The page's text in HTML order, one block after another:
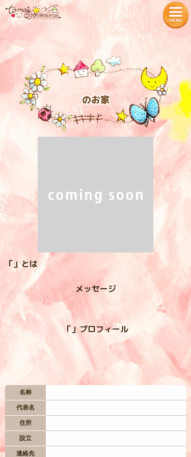
— Tamaʼs Wonderland —
TOPページ プロフィール
魔法の教室 各種商品の販売
特定商取引法に基づく表記
お問い合わせ
— 居住地区 —
四つ葉村
虹の谷
妖精の森
のお家
「」とは
メッセージ
「」プロフィール
名称
代表名
住所
設立
連絡先